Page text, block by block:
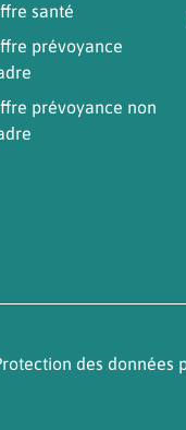
santé
prévoyance
prévoyance non
des données